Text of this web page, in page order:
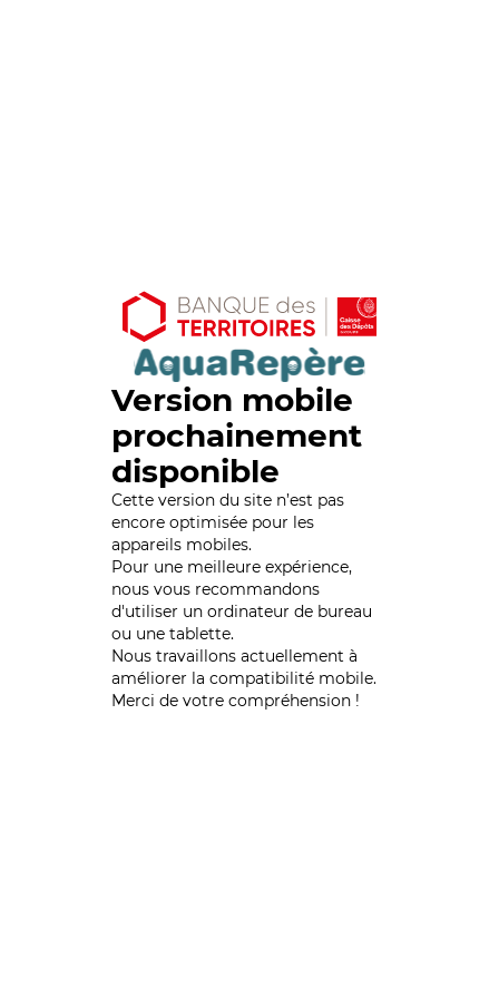
Version mobile
prochainement
disponible
Cette version du site n’est pas
encore optimisée pour les
appareils mobiles.
Pour une meilleure expérience,
nous vous recommandons
d'utiliser un ordinateur de bureau
ou une tablette.
Nous travaillons actuellement à
améliorer la compatibilité mobile.
Merci de votre compréhension !